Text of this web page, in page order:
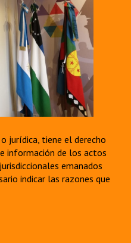
jurídica, tiene el derecho
información de los actos
emanados
indicar las razones que